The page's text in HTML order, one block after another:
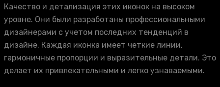
Качество и детализация этих иконок на высоком
уровне. Они были разработаны профессиональными
дизайнерами с учетом последних тенденций в
дизайне. Каждая иконка имеет четкие линии,
гармоничные пропорции и выразительные детали. Это
делает их привлекательными и легко узнаваемыми.